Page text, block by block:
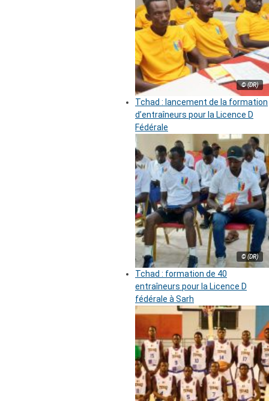
© (DR)
Tchad : lancement de la formation
d’entraîneurs pour la Licence D
Fédérale
© (DR)
Tchad : formation de 40
entraîneurs pour la Licence D
fédérale à Sarh